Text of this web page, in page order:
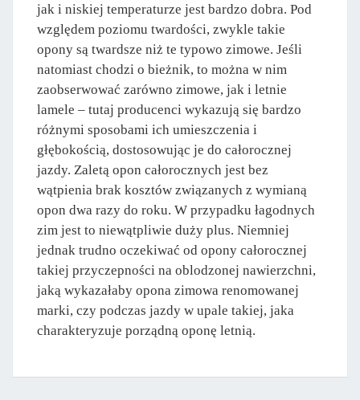
jak i niskiej temperaturze jest bardzo dobra. Pod
względem poziomu twardości, zwykle takie
opony są twardsze niż te typowo zimowe. Jeśli
natomiast chodzi o bieżnik, to można w nim
zaobserwować zarówno zimowe, jak i letnie
lamele – tutaj producenci wykazują się bardzo
różnymi sposobami ich umieszczenia i
głębokością, dostosowując je do całorocznej
jazdy. Zaletą opon całorocznych jest bez
wątpienia brak kosztów związanych z wymianą
opon dwa razy do roku. W przypadku łagodnych
zim jest to niewątpliwie duży plus. Niemniej
jednak trudno oczekiwać od opony całorocznej
takiej przyczepności na oblodzonej nawierzchni,
jaką wykazałaby opona zimowa renomowanej
marki, czy podczas jazdy w upale takiej, jaka
charakteryzuje porządną oponę letnią.